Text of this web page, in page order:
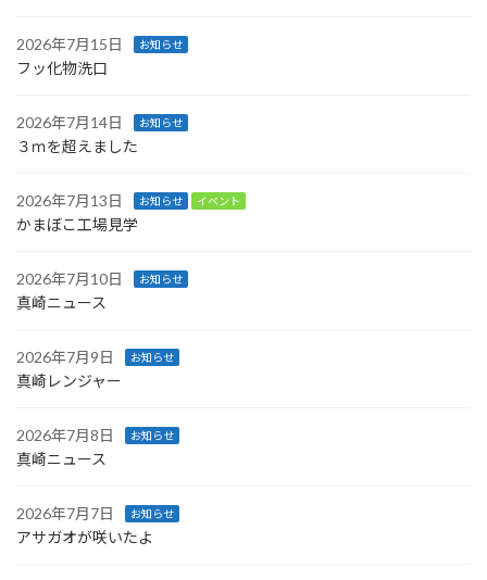
2026年7月15日 お知らせ
フッ化物洗口
2026年7月14日 お知らせ
３ｍを超えました
2026年7月13日 お知らせ イベント
かまぼこ工場見学
2026年7月10日 お知らせ
真崎ニュース
2026年7月9日 お知らせ
真崎レンジャー
2026年7月8日 お知らせ
真崎ニュース
2026年7月7日 お知らせ
アサガオが咲いたよ